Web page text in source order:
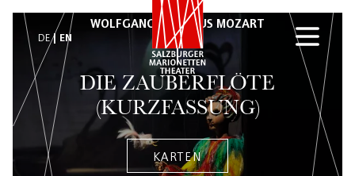
DE EN
WOLFGANG AMADEUS MOZART
DIE ZAUBERFLÖTE
(KURZFASSUNG)
KARTEN